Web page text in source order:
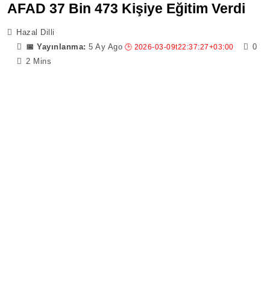
AFAD 37 Bin 473 Kişiye Eğitim Verdi
Hazal Dilli
5 Ay Ago
0
2 Mins